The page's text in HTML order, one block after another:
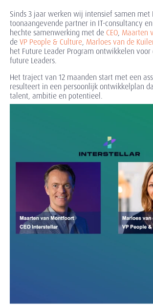
Sinds 3 jaar werken wij intensief samen met
toonaangevende partner in IT-consultancy
hechte samenwerking met de CEO, Maarten
deVP People & Culture, Marloes van de
het Future Leader Program ontwikkelen
future Leaders.
Het traject van 12 maanden start met een
resulteert in een persoonlijk ontwikkelplan
talent, ambitie en potentieel.